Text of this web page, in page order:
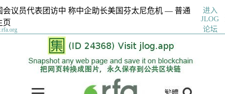
会议员代表团访中 称中企助长美国芬太尼危机 — 普通
页
进入
JLOG
论坛